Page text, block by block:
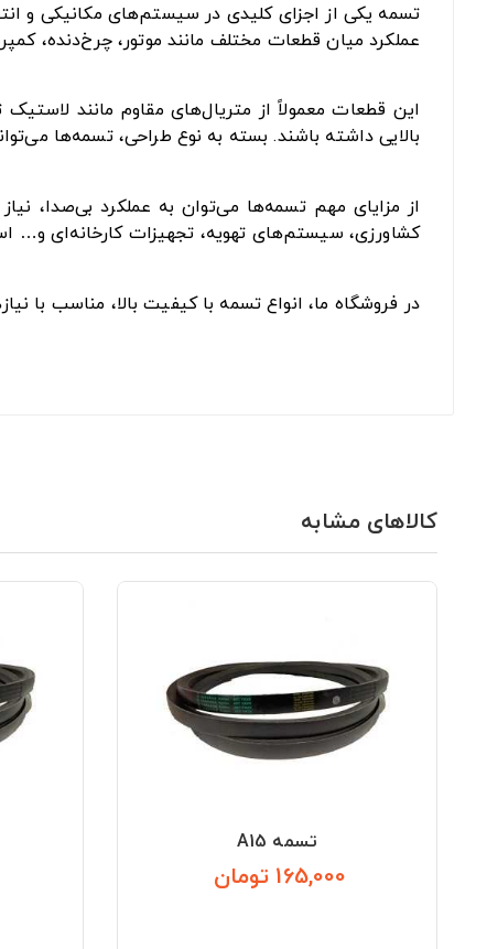
تسمه یکی از اجزای کلیدی در سیستم‌های مکانیکی و
عملکرد میان قطعات مختلف مانند موتور، چرخ‌دنده،
این قطعات معمولاً از متریال‌های مقاوم مانند
بالایی داشته باشند. بسته به نوع طراحی، تسمه‌ها
از مزایای مهم تسمه‌ها می‌توان به عملکرد بی‌صدا،
کشاورزی، سیستم‌های تهویه، تجهیزات کارخانه‌ای و…
در فروشگاه ما، انواع تسمه با کیفیت بالا، مناسب با
کالاهای مشابه
تسمه A15
165,000 تومان